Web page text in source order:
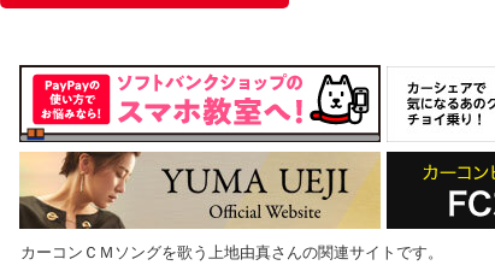
カーコンＣＭソングを歌う上地由真さんの関連サイトです。